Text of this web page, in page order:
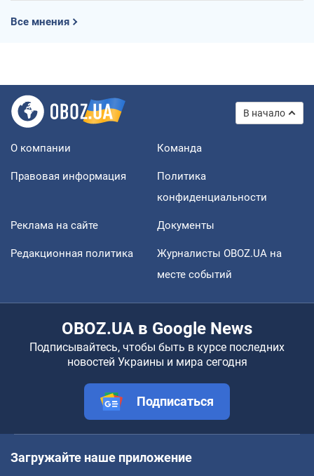
Все мнения
В начало
О компании Команда
Правовая информация
Политика
конфиденциальности
Реклама на сайте Документы
Редакционная политика
Журналисты OBOZ.UA на
месте событий
OBOZ.UA в Google News
Подписывайтесь, чтобы быть в курсе последних
новостей Украины и мира сегодня
Подписаться
Загружайте наше приложение